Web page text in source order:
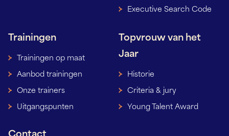
Executive Search Code
Trainingen
Trainingen op maat
Aanbod trainingen
Onze trainers
Uitgangspunten
Topvrouw van het
Jaar
Historie
Criteria & jury
Young Talent Award